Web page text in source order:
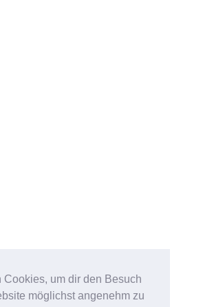
Cookies, um dir den Besuch
möglichst angenehm zu